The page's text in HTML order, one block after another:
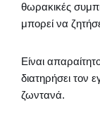
θωρακικές
μπορεί να
Είναι
διατηρήσει τον
ζωντανά.